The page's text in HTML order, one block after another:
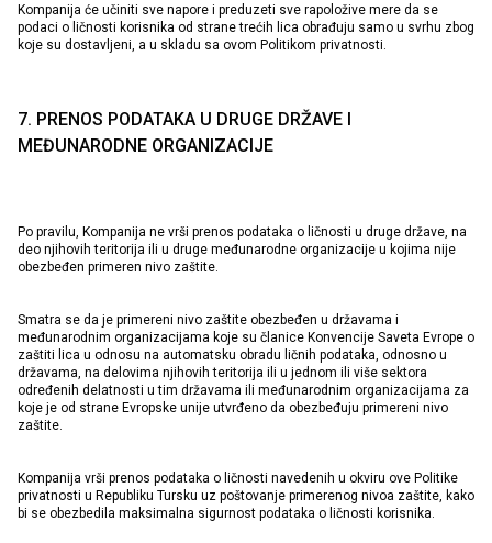
Kompanija će učiniti sve napore i preduzeti sve rapoložive mere da se
podaci o ličnosti korisnika od strane trećih lica obrađuju samo u svrhu zbog
koje su dostavljeni, a u skladu sa ovom Politikom privatnosti.
7. PRENOS PODATAKA U DRUGE DRŽAVE I
MEĐUNARODNE ORGANIZACIJE
Po pravilu, Kompanija ne vrši prenos podataka o ličnosti u druge države, na
deo njihovih teritorija ili u druge međunarodne organizacije u kojima nije
obezbeđen primeren nivo zaštite.
Smatra se da je primereni nivo zaštite obezbeđen u državama i
međunarodnim organizacijama koje su članice Konvencije Saveta Evrope o
zaštiti lica u odnosu na automatsku obradu ličnih podataka, odnosno u
državama, na delovima njihovih teritorija ili u jednom ili više sektora
određenih delatnosti u tim državama ili međunarodnim organizacijama za
koje je od strane Evropske unije utvrđeno da obezbeđuju primereni nivo
zaštite.
Kompanija vrši prenos podataka o ličnosti navedenih u okviru ove Politike
privatnosti u Republiku Tursku uz poštovanje primerenog nivoa zaštite, kako
bi se obezbedila maksimalna sigurnost podataka o ličnosti korisnika.